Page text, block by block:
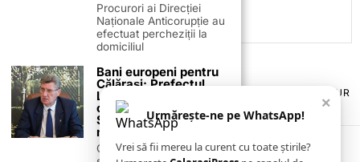
TERMENI ȘI CONDIȚII
POLITICA DE ANULARE & RETUR
PUBLICITATE ONLINE & TIPĂRITĂ
CONTACT
ZIARUL ANUNȚUL CĂLĂRĂȘEAN
×
Urmărește-ne pe WhatsApp!
Vrei să fii mereu la curent cu toate știrile?
Procurori ai Direcției
Naționale Anticorupție au
efectuat percheziții la
domiciliul
Bani europeni pentru
Călărași: Prefectul
Laurențiu State anunță
colaborarea cu ADR
Sud-Muntenia pentru
noi finanțări
Călărașul se pregătește